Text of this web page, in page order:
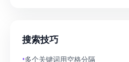
搜索技巧
•多个关键词用空格分隔